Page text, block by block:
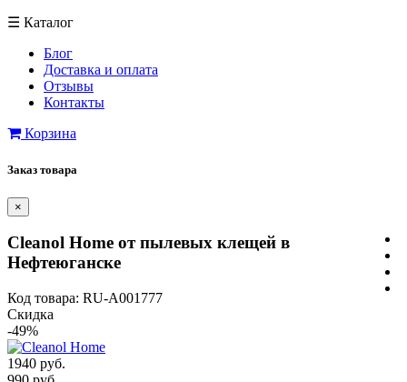
☰ Каталог
Блог
Доставка и оплата
Отзывы
Контакты
Корзина
Заказ товара
×
Cleanol Home от пылевых клещей в
Нефтеюганске
Код товара: RU-A001777
Скидка
-49%
1940 руб.